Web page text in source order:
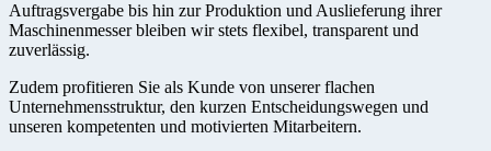
Auftragsvergabe bis hin zur Produktion und Auslieferung ihrer
Maschinenmesser bleiben wir stets flexibel, transparent und
zuverlässig.
Zudem profitieren Sie als Kunde von unserer flachen
Unternehmensstruktur, den kurzen Entscheidungswegen und
unseren kompetenten und motivierten Mitarbeitern.